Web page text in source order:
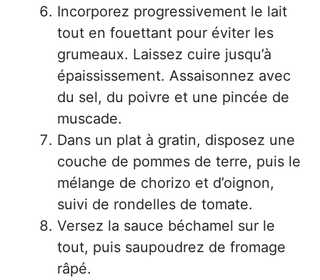
Incorporez progressivement le lait
tout en fouettant pour éviter les
grumeaux. Laissez cuire jusqu’à
épaississement. Assaisonnez avec
du sel, du poivre et une pincée de
muscade.
Dans un plat à gratin, disposez une
couche de pommes de terre, puis le
mélange de chorizo et d’oignon,
suivi de rondelles de tomate.
Versez la sauce béchamel sur le
tout, puis saupoudrez de fromage
râpé.